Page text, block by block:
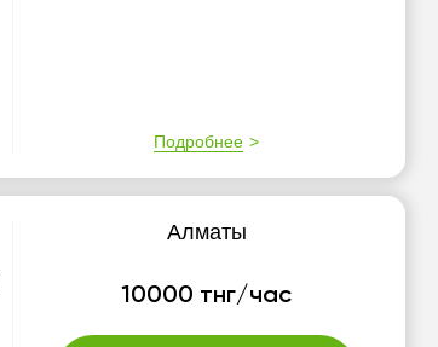
Подробнее
Алматы
10000 тнг/час